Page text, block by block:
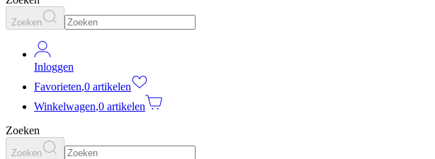
Zoeken
Inloggen
Favorieten,0 artikelen
Winkelwagen,0 artikelen
Zoeken
Zoeken